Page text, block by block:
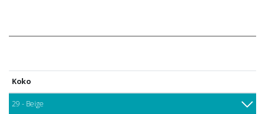
Koko
29 - Beige